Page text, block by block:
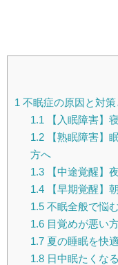
1 不眠症の原因と対
1.1 【入眠障害】
1.2【熟眠障害】
方へ
1.3【中途覚醒】
1.4【早期覚醒】
1.5不眠全般で悩
1.6目覚めが悪い
1.7夏の睡眠を快
1.8日中眠たくな